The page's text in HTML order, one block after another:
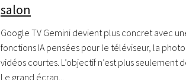
salon
Google TV Gemini devient plus concret avec
fonctions IA pensées pour le téléviseur, la
vidéos courtes. L’objectif n’est plus seulement
Le grand écran...